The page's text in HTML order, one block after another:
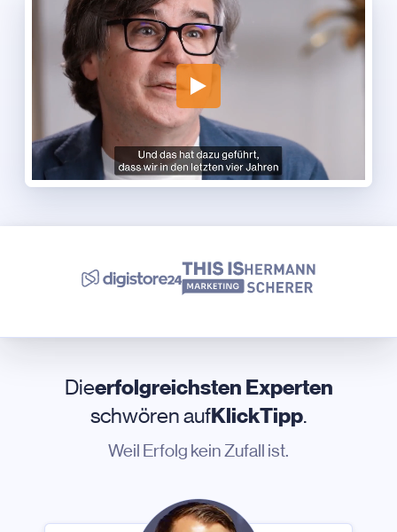
Dieerfolgreichsten Experten
schwören aufKlickTipp.
Weil Erfolg kein Zufall ist.